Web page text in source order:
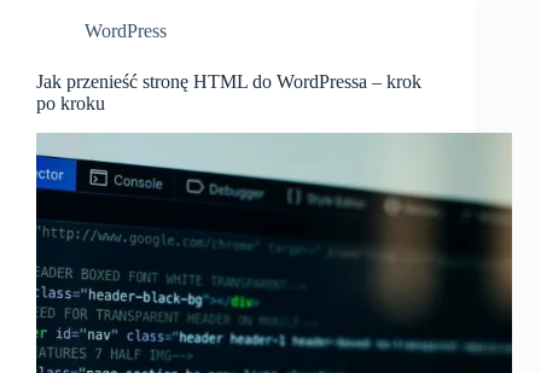
WordPress
Jak przenieść stronę HTML do WordPressa – krok
po kroku